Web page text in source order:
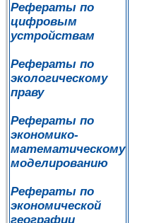
Рефераты по
цифровым
устройствам
Рефераты по
экологическому
праву
Рефераты по
экономико-
математическому
моделированию
Рефераты по
экономической
географии